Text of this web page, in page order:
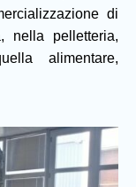
di
nella pelletteria,
alimentare,